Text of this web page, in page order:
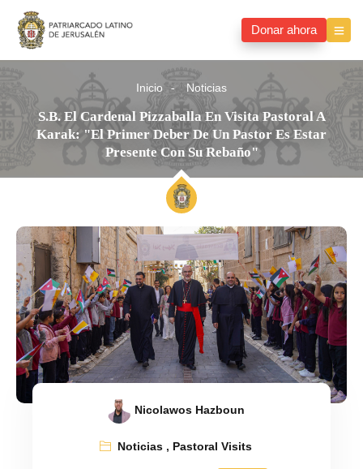
Donar ahora
Inicio Noticias
S.B. El Cardenal Pizzaballa En Visita Pastoral A
Karak: "El Primer Deber De Un Pastor Es Estar
Presente Con Su Rebaño"
Nicolawos Hazboun
Noticias, Pastoral Visits